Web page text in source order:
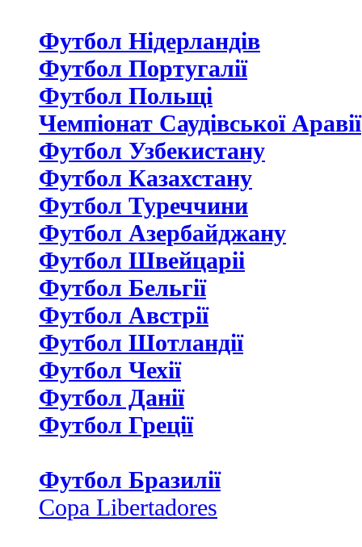
Футбол Нідерландiв
Футбол Португалії
Футбол Польщі
Чемпіонат Саудівської Аравії
Футбол Узбекистану
Футбол Казахстану
Футбол Туреччини
Футбол Азербайджану
Футбол Швейцаріі
Футбол Бельгії
Футбол Австрії
Футбол Шотландії
Футбол Чехії
Футбол Данії
Футбол Греції
Футбол Бразилії
Copa Libertadores